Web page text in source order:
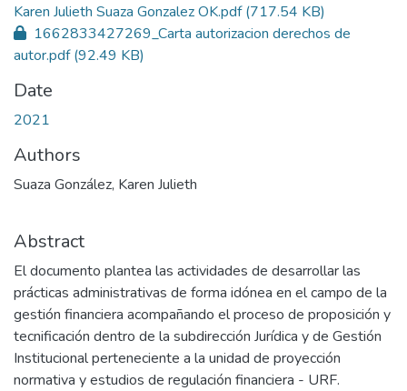
Karen Julieth Suaza Gonzalez OK.pdf(717.54 KB)
1662833427269_Carta autorizacion derechos de
autor.pdf(92.49 KB)
Date
2021
Authors
Suaza González, Karen Julieth
Abstract
El documento plantea las actividades de desarrollar las
prácticas administrativas de forma idónea en el campo de la
gestión financiera acompañando el proceso de proposición y
tecnificación dentro de la subdirección Jurídica y de Gestión
Institucional perteneciente a la unidad de proyección
normativa y estudios de regulación financiera - URF.